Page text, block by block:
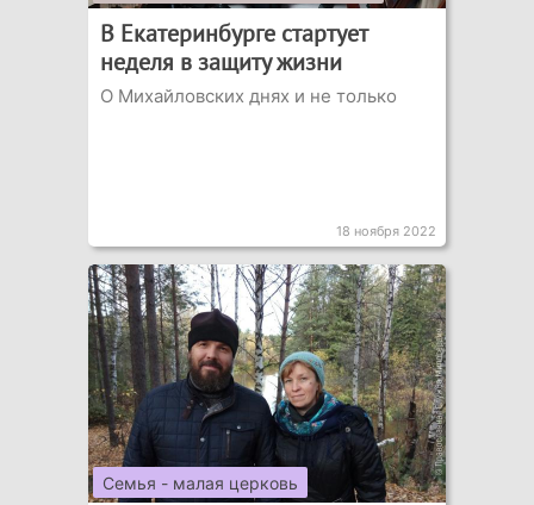
В Екатеринбурге стартует
неделя в защиту жизни
О Михайловских днях и не только
18 ноября 2022
Семья - малая церковь